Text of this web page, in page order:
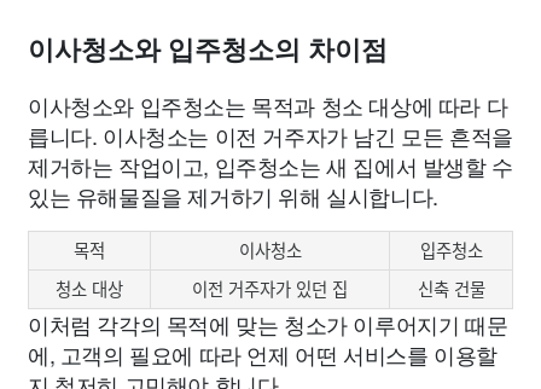
이사청소와 입주청소의 차이점
이사청소와 입주청소는 목적과 청소 대상에 따라 다
릅니다. 이사청소는 이전 거주자가 남긴 모든 흔적을
제거하는 작업이고, 입주청소는 새 집에서 발생할 수
있는 유해물질을 제거하기 위해 실시합니다.
목적 이사청소
입주청소
청소 대상
이전 거주자가 있던 집 신축 건물
이처럼 각각의 목적에 맞는 청소가 이루어지기 때문
에, 고객의 필요에 따라 언제 어떤 서비스를 이용할